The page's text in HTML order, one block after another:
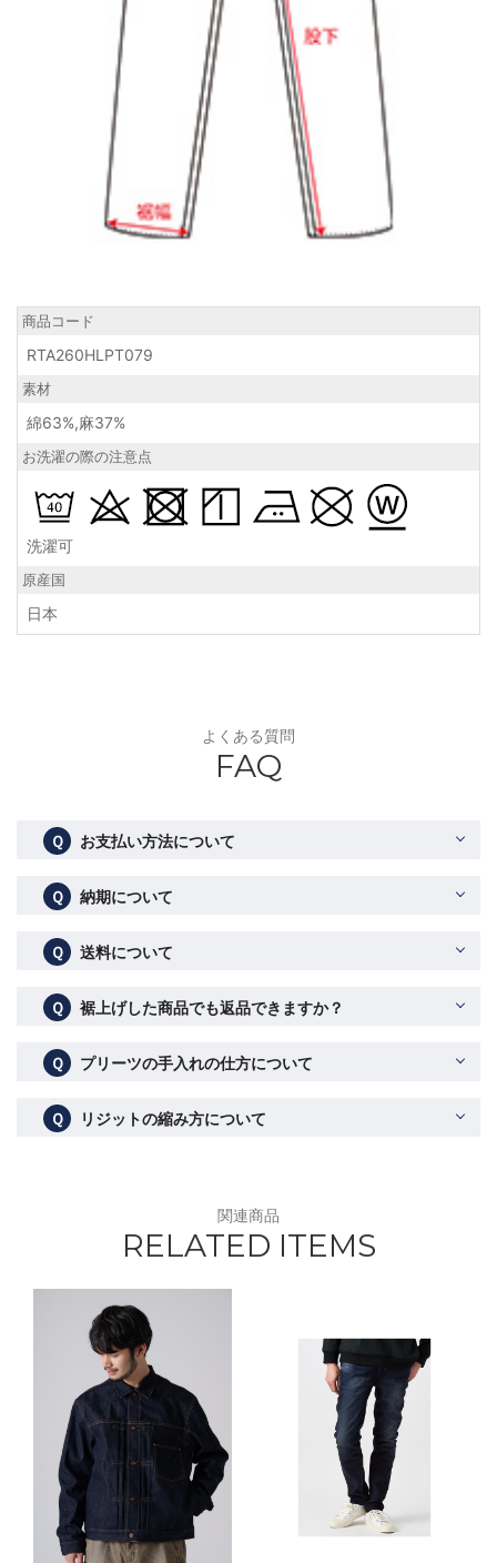
商品コード
RTA260HLPT079
素材
綿63%,麻37%
お洗濯の際の注意点
洗濯可
原産国
日本
よくある質問
FAQ
Ｑ お支払い方法について
Ｑ 納期について
Ｑ 送料について
Ｑ 裾上げした商品でも返品できますか？
Ｑ プリーツの手入れの仕方について
Ｑ リジットの縮み方について
関連商品
RELATED ITEMS